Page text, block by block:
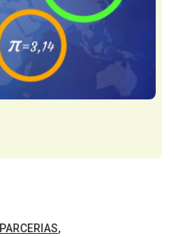
PARCERIAS